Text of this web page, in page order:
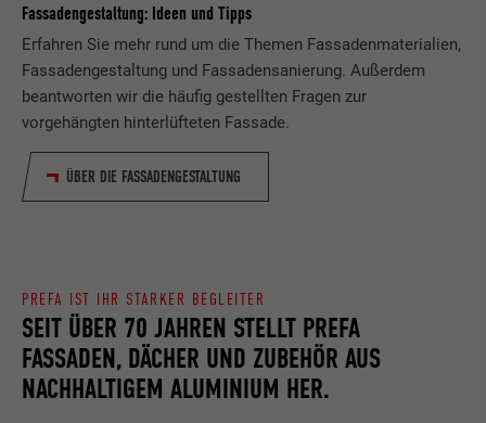
Fassadengestaltung: Ideen und Tipps
Erfahren Sie mehr rund um die Themen Fassadenmaterialien,
Fassadengestaltung und Fassadensanierung. Außerdem
beantworten wir die häufig gestellten Fragen zur
vorgehängten hinterlüfteten Fassade.
ÜBER DIE FASSADENGESTALTUNG
SEIT ÜBER 70 JAHREN STELLT PREFA
FASSADEN, DÄCHER UND ZUBEHÖR AUS
NACHHALTIGEM ALUMINIUM HER.
PREFA IST IHR STARKER BEGLEITER